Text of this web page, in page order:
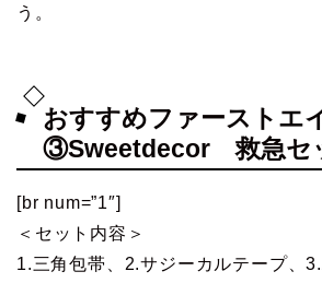
う。
おすすめファーストエ
③Sweetdecor 救急セ
[br num=”1″]
＜セット内容＞
1.三角包帯、2.サジーカルテープ、